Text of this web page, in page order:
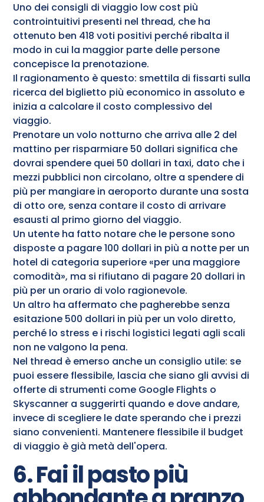
Uno dei consigli di viaggio low cost più
controintuitivi presenti nel thread, che ha
ottenuto ben 418 voti positivi perché ribalta il
modo in cui la maggior parte delle persone
concepisce la prenotazione.
Il ragionamento è questo: smettila di fissarti sulla
ricerca del biglietto più economico in assoluto e
inizia a calcolare il costo complessivo del
viaggio.
Prenotare un volo notturno che arriva alle 2 del
mattino per risparmiare 50 dollari significa che
dovrai spendere quei 50 dollari in taxi, dato che i
mezzi pubblici non circolano, oltre a spendere di
più per mangiare in aeroporto durante una sosta
di otto ore, senza contare il costo di arrivare
esausti al primo giorno del viaggio.
Un utente ha fatto notare che le persone sono
disposte a pagare 100 dollari in più a notte per un
hotel di categoria superiore «per una maggiore
comodità», ma si rifiutano di pagare 20 dollari in
più per un orario di volo ragionevole.
Un altro ha affermato che pagherebbe senza
esitazione 500 dollari in più per un volo diretto,
perché lo stress e i rischi logistici legati agli scali
non ne valgono la pena.
Nel thread è emerso anche un consiglio utile: se
puoi essere flessibile, lascia che siano gli avvisi di
offerte di strumenti come Google Flights o
Skyscanner a suggerirti quando e dove andare,
invece di scegliere le date sperando che i prezzi
siano convenienti. Mantenere flessibile il budget
di viaggio è già metà dell'opera.
6. Fai il pasto più